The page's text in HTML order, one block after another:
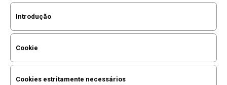
Introdução
Cookie
Cookies estritamente necessários